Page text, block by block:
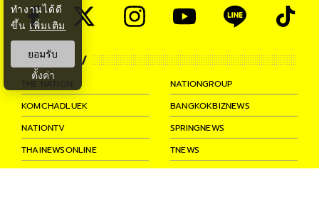
PARTNER
THE NATION
NATIONGROUP
KOMCHADLUEK
BANGKOKBIZNEWS
NATIONTV
SPRINGNEWS
THAINEWSONLINE
TNEWS
THANSETTAKIJ
ทำงานได้ดี
ขึ้น เพิ่มเติม
ยอมรับ
ตั้งค่า